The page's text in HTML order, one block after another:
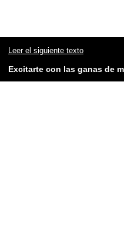
Leer el siguiente texto
Excitarte con las ganas de